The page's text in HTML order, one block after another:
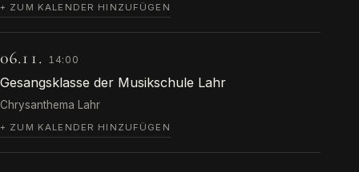
+ ZUM KALENDER HINZUFÜGEN
06.11. 14:00
Gesangsklasse der Musikschule Lahr
Chrysanthema Lahr
+ ZUM KALENDER HINZUFÜGEN